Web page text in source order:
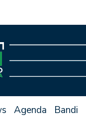
Agenda Bandi